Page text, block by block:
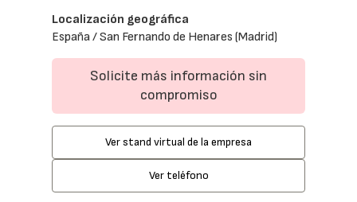
Localización geográfica
España / San Fernando de Henares (Madrid)
Solicite más información sin
compromiso
Ver stand virtual de la empresa
Ver teléfono